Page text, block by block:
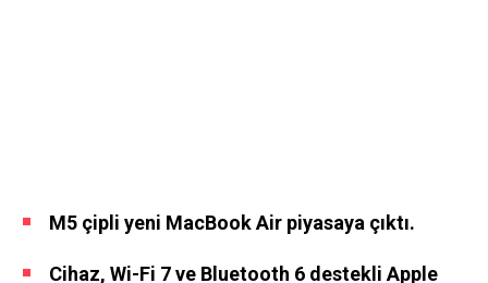
M5 çipli yeni MacBook Air piyasaya çıktı.
Cihaz, Wi-Fi 7 ve Bluetooth 6 destekli Apple